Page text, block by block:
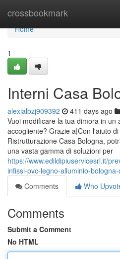
crossbookmark
Home
Home
1
Interni Casa
alexialbzj909392 411 days ago
Vuoi modificare la tua dimora in un
accogliente? Grazie a|Con l'aiuto
Ristrutturazione Casa Bologna,
una vasta gamma di soluzioni per
https://www.edildipiuservicesrl.it/
infissi-pvc-legno-alluminio-
Comments
Who
Comments
Submit a Comment
No HTML